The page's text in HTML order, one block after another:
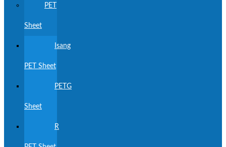
PET
Sheet
Isang
PET Sheet
PETG
Sheet
R